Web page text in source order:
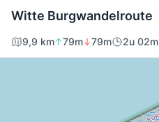
Witte Burgwandelroute
9,9 km 79m 79m 2u 02m